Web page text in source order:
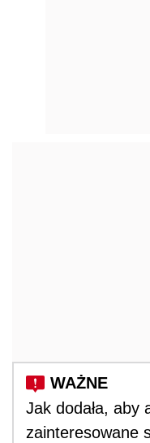
Jak dodała, aby
zainteresowane